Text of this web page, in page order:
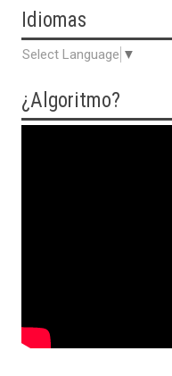
Idiomas
Select Language ▼
¿Algoritmo?